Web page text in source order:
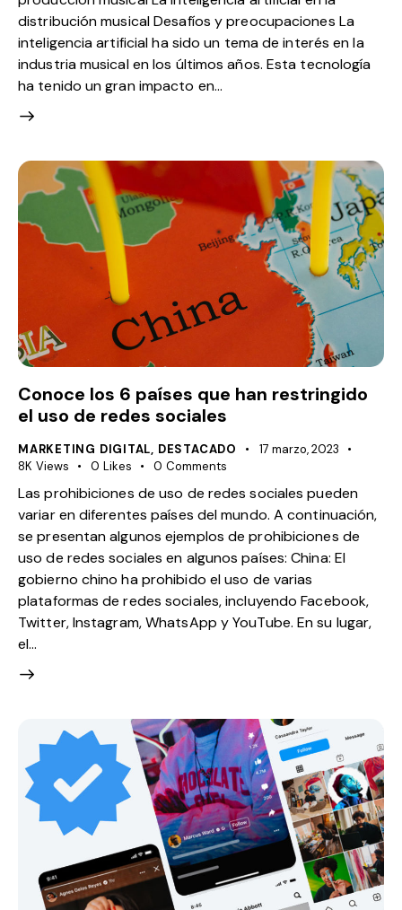
distribución musical Desafíos y preocupaciones La
inteligencia artificial ha sido un tema de interés en la
industria musical en los últimos años. Esta tecnología
ha tenido un gran impacto en…
Conoce los 6 países que han restringido
el uso de redes sociales
MARKETING DIGITAL, DESTACADO
17 marzo, 2023
8K Views 0 Likes 0 Comments
Las prohibiciones de uso de redes sociales pueden
variar en diferentes países del mundo. A continuación,
se presentan algunos ejemplos de prohibiciones de
uso de redes sociales en algunos países: China: El
gobierno chino ha prohibido el uso de varias
plataformas de redes sociales, incluyendo Facebook,
Twitter, Instagram, WhatsApp y YouTube. En su lugar,
el…